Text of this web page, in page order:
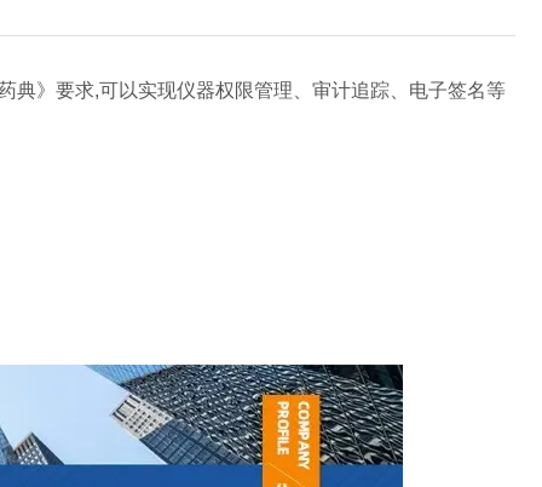
典》要求,可以实现仪器权限管理、审计追踪、电子签名等